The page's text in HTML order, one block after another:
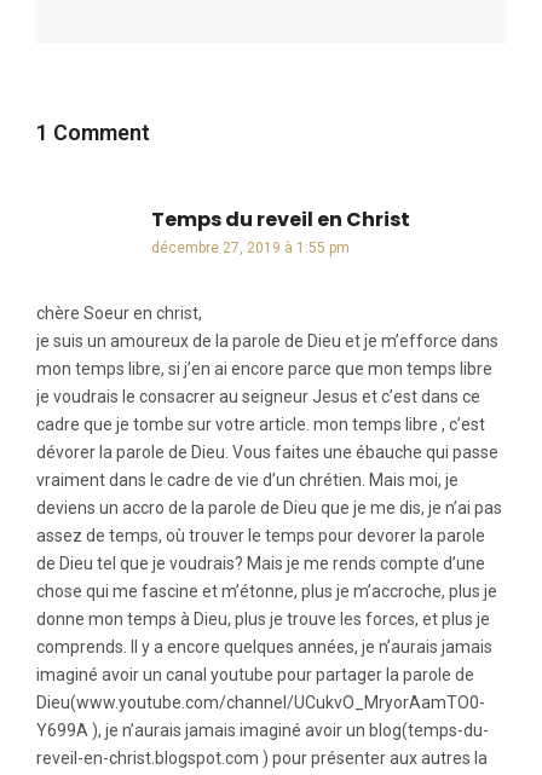
1 Comment
Temps du reveil en Christ
décembre 27, 2019 à 1:55 pm
chère Soeur en christ,
je suis un amoureux de la parole de Dieu et je m’efforce dans
mon temps libre, si j’en ai encore parce que mon temps libre
je voudrais le consacrer au seigneur Jesus et c’est dans ce
cadre que je tombe sur votre article. mon temps libre , c’est
dévorer la parole de Dieu. Vous faites une ébauche qui passe
vraiment dans le cadre de vie d’un chrétien. Mais moi, je
deviens un accro de la parole de Dieu que je me dis, je n’ai pas
assez de temps, où trouver le temps pour devorer la parole
de Dieu tel que je voudrais? Mais je me rends compte d’une
chose qui me fascine et m’étonne, plus je m’accroche, plus je
donne mon temps à Dieu, plus je trouve les forces, et plus je
comprends. Il y a encore quelques années, je n’aurais jamais
imaginé avoir un canal youtube pour partager la parole de
Dieu(www.youtube.com/channel/UCukvO_MryorAamTO0-
Y699A ), je n’aurais jamais imaginé avoir un blog(temps-du-
reveil-en-christ.blogspot.com ) pour présenter aux autres la